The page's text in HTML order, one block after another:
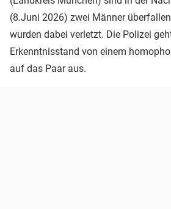
(8.Juni 2026) zwei Männer
wurden dabei verletzt. Die Polizei
Erkenntnisstand von einem
auf das Paar aus.